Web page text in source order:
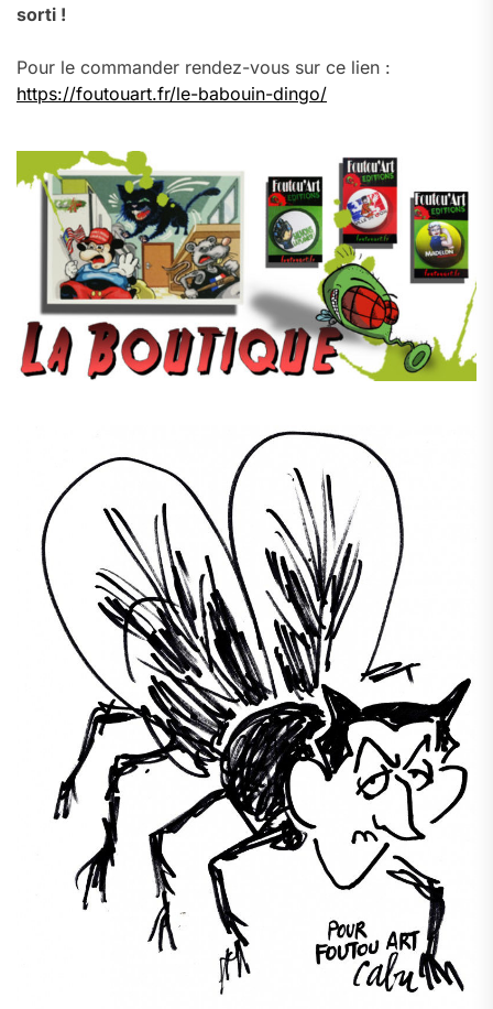
sorti !
Pour le commander rendez-vous sur ce lien :
https://foutouart.fr/le-babouin-dingo/